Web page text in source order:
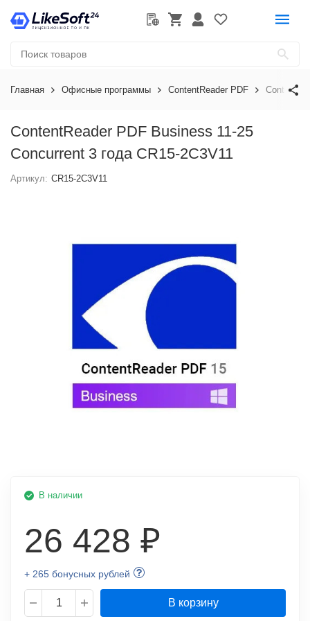
Главная Офисные программы ContentReader PDF
ContentReader PDF Business 11-25
Concurrent 3 года CR15-2C3V11
Артикул: CR15-2C3V11
В наличии
26 428 ₽
+ 265 бонусных рублей
В корзину